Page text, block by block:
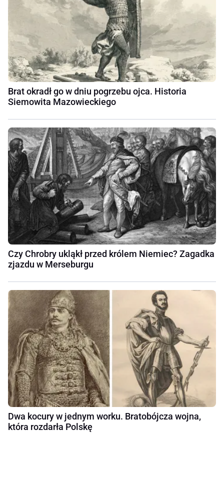
Brat okradł go w dniu pogrzebu ojca. Historia
Siemowita Mazowieckiego
Czy Chrobry ukląkł przed królem Niemiec? Zagadka
zjazdu w Merseburgu
Dwa kocury w jednym worku. Bratobójcza wojna,
która rozdarła Polskę